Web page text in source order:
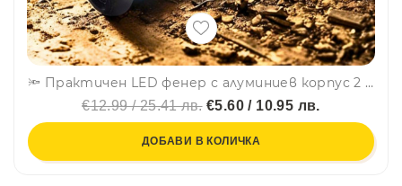
🔦 Практичен LED фенер с алуминиев корпус 2 в 1 с 2 режима и странична работна лампа-FA-8025C
€12.99 / 25.41 лв.€5.60 / 10.95 лв.
ДОБАВИ В КОЛИЧКА